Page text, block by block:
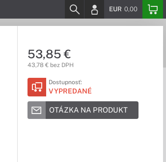
EUR 0,00
53,85 €
43,78 € bez DPH
Dostupnosť:
VYPREDANÉ
OTÁZKA NA PRODUKT